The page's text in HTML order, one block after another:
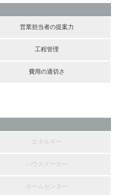
営業担当者の提案力
工程管理
費用の適切さ
エネルギー
ハウスメーカー
ホームセンター